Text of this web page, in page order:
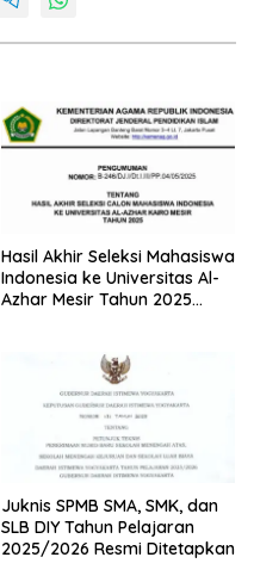
Hasil Akhir Seleksi Mahasiswa
Indonesia ke Universitas Al-
Azhar Mesir Tahun 2025
Juknis SPMB SMA, SMK, dan
SLB DIY Tahun Pelajaran
2025/2026 Resmi Ditetapkan